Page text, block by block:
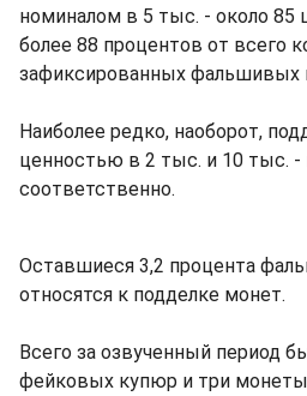
номиналом в 5 тыс. - около 85
более 88 процентов от всего
зафиксированных фальшивых
Наиболее редко, наоборот,
ценностью в 2 тыс. и 10 тыс. -
соответственно.
Оставшиеся 3,2 процента
относятся к подделке монет.
Всего за озвученный период
фейковых купюр и три